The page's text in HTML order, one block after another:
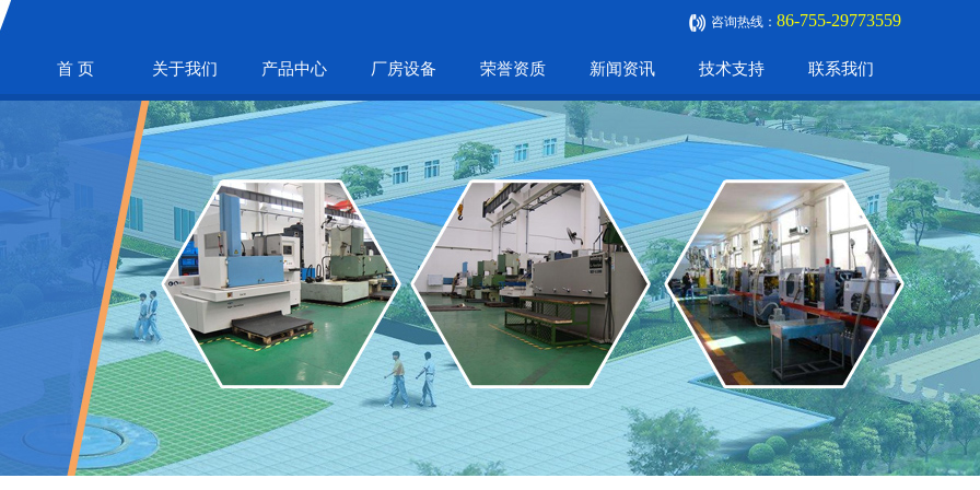
咨询热线： 86-755-29773559
首 页 关于我们 产品中心 厂房设备 荣誉资质 新闻资讯 技术支持 联系我们